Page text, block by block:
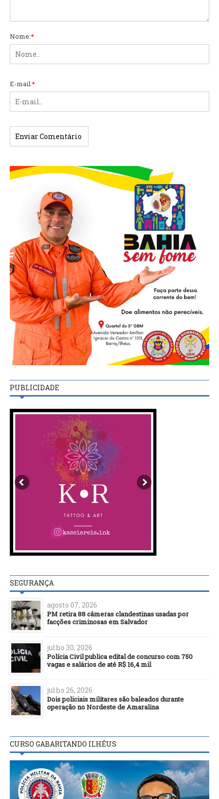
Nome:*
E-mail:*
PUBLICIDADE
SEGURANÇA
agosto 07, 2026
PM retira 88 câmeras clandestinas usadas por
facções criminosas em Salvador
julho 30, 2026
Polícia Civil publica edital de concurso com 750
vagas e salários de até R$ 16,4 mil
julho 26, 2026
Dois policiais militares são baleados durante
operação no Nordeste de Amaralina
CURSO GABARITANDO ILHÉUS